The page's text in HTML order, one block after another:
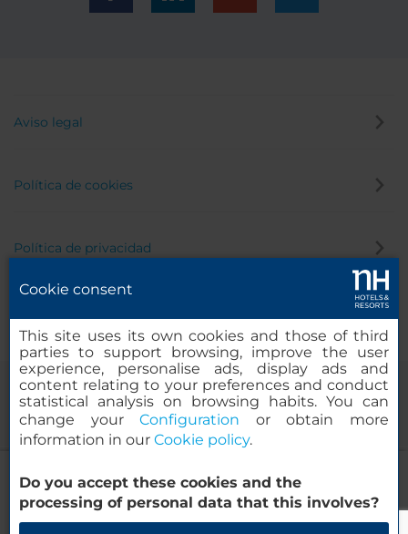
NH Frankfurt Messe
Aviso legal
Política de cookies
Política de privacidad
© 2000-2026 MINOR HOTELS EUROPE & AMERICAS Santa Engracia,
120. 28003 Madrid, España
Cookie consent
This site uses its own cookies and those of third
parties to support browsing, improve the user
experience, personalise ads, display ads and
content relating to your preferences and conduct
statistical analysis on browsing habits. You can
change yourConfiguration or obtain more
information in our Cookie policy.
Do you accept these cookies and the
processing of personal data that this involves?